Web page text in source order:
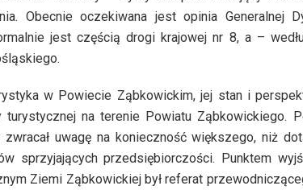
Obecnie oczekiwana jest opinia Generalnej
jest częścią drogi krajowej nr 8, a –
w Powiecie Ząbkowickim, jej stan i
turystycznej na terenie Powiatu Ząbkowickiego.
uwagę na konieczność większego, niż
sprzyjających przedsiębiorczości. Punktem
Ziemi Ząbkowickiej był referat